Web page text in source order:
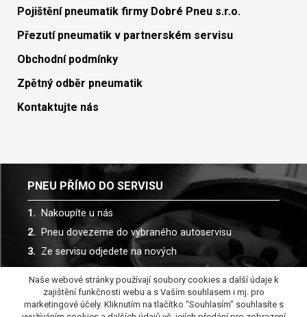
Pojištění pneumatik firmy Dobré Pneu s.r.o.
Přezutí pneumatik v partnerském servisu
Obchodní podmínky
Zpětný odběr pneumatik
Kontaktujte nás
PNEU PŘÍMO DO SERVISU
Nakoupíte u nás
Pneu dovezeme do vybraného autoservisu
Ze servisu odjedete na nových
Spolupracujeme s více než 30 autoservisy
Naše webové stránky používají soubory cookies a další údaje k
zajištění funkčnosti webu a s Vaším souhlasem i mj. pro
marketingové účely. Kliknutím na tlačítko "Souhlasím" souhlasíte s